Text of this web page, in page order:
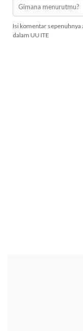
Isi komentar sepenuhnya
dalam UU ITE